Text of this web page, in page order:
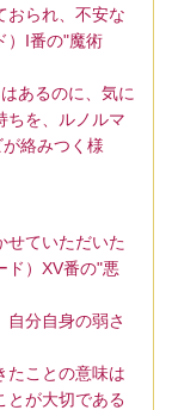
おられ、不安な
）I番の"魔術
あるのに、気に
ちを、ルノルマ
絡みつく様
せていただいた
ド）XV番の"悪
自分自身の弱さ
たことの意味は
とが大切である